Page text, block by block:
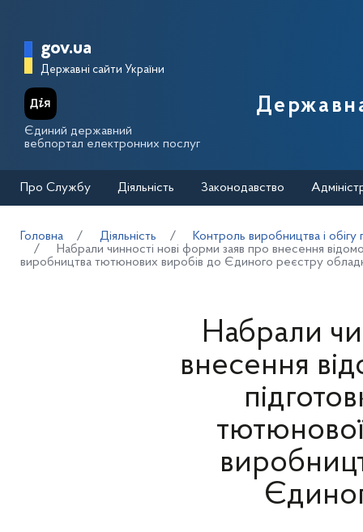
Головна сторінка Державної
gov.ua
Державні сайти України
Єдиний державний
вебпортал електронних послуг
Про Службу Діяльність Законодавство
Головна Діяльність
Контроль виробництва і обігу
Набрали чинності нові форми заяв про внесення
виробництва тютюнових виробів до Єдиного реєстру
Набрали
внесення